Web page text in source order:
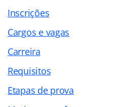
Inscrições
Cargos e vagas
Carreira
Requisitos
Etapas de prova